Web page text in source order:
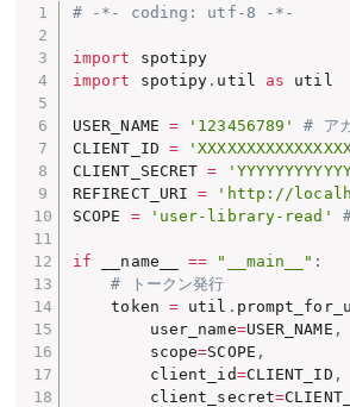
# -*- coding: utf-8 -*-
import
import
spotipy . util as util
USER_NAME = '123456789'
# ア
CLIENT_ID =
CLIENT_SECRET =
REFIRECT_URI =
'http://
SCOPE = 'user-library-read'
if __name__ == "__main__" :
# トークン発行
    token
= util .
        user_name
=USER_NAME ,
        scope
=SCOPE ,
        client_id
=CLIENT_ID ,
        client_secret
=